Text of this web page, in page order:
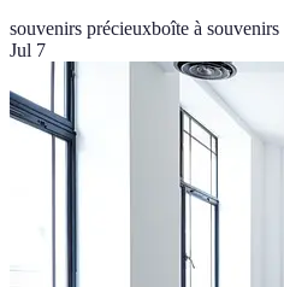
souvenirs précieuxboîte à souvenirs
Jul 7